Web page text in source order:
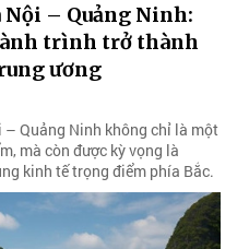
Nội – Quảng Ninh:
trình trở thành
ương
Quảng Ninh không chỉ là một
mà còn được kỳ vọng là
kinh tế trọng điểm phía Bắc.